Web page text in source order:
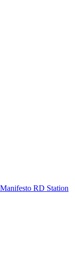
Manifesto RD Station